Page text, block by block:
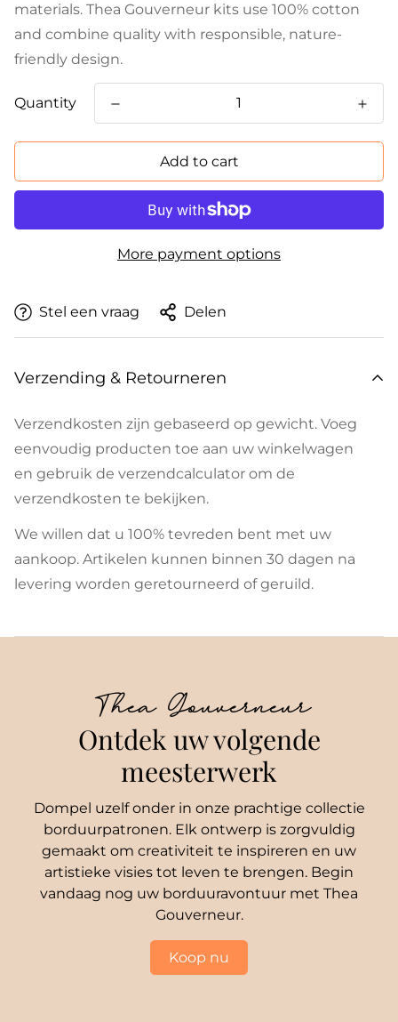
materials. Thea Gouverneur kits use 100% cotton
and combine quality with responsible, nature-
friendly design.
Quantity
Add to cart
More payment options
Stel een vraag Delen
Verzending & Retourneren
Verzendkosten zijn gebaseerd op gewicht. Voeg
eenvoudig producten toe aan uw winkelwagen
en gebruik de verzendcalculator om de
verzendkosten te bekijken.
We willen dat u 100% tevreden bent met uw
aankoop. Artikelen kunnen binnen 30 dagen na
levering worden geretourneerd of geruild.
Thea Gouverneur
Ontdek uw volgende
meesterwerk
Dompel uzelf onder in onze prachtige collectie
borduurpatronen. Elk ontwerp is zorgvuldig
gemaakt om creativiteit te inspireren en uw
artistieke visies tot leven te brengen. Begin
vandaag nog uw borduuravontuur met Thea
Gouverneur.
Koop nu